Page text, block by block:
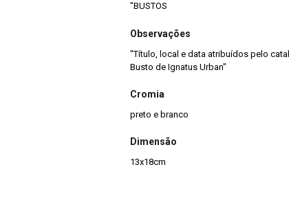
"BUSTOS
Observações
"Título, local e data atribuídos pelo
Busto de Ignatus Urban"
Cromia
preto e branco
Dimensão
13x18cm